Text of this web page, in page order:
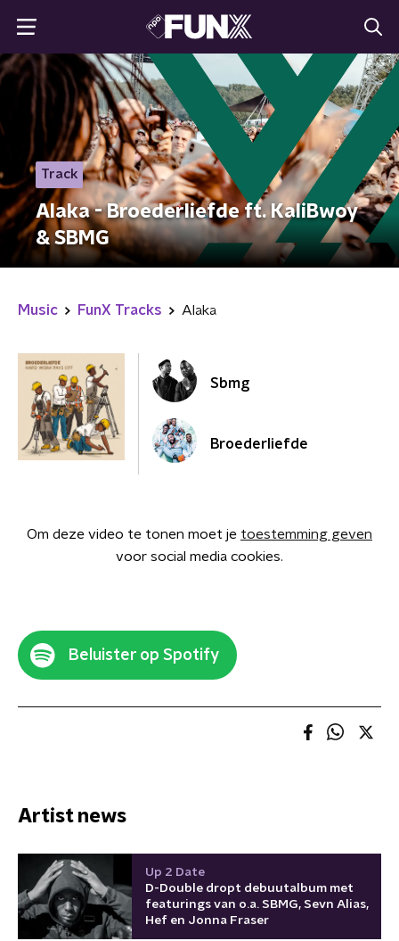
Track
Alaka - Broederliefde ft. KaliBwoy
& SBMG
Music FunX Tracks Alaka
Sbmg
Broederliefde
Om deze video te tonen moet je toestemming geven
voor social media cookies.
Beluister op Spotify
Artist news
Up 2 Date
D-Double dropt debuutalbum met
featurings van o.a. SBMG, Sevn Alias,
Hef en Jonna Fraser